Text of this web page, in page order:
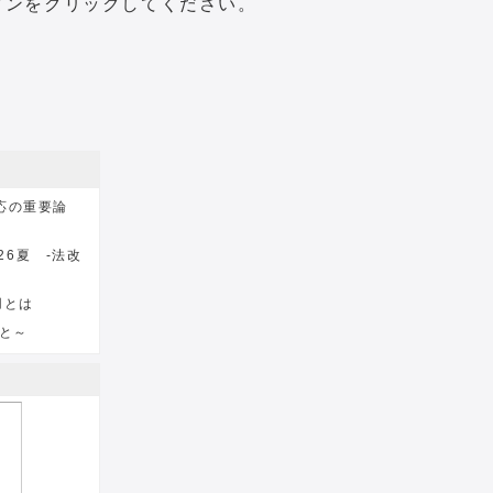
をクリックしてください。
の重要論
夏 -法改
は
～